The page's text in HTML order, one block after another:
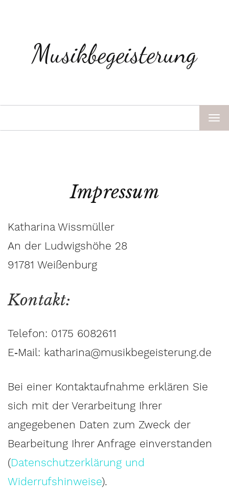
Musikbegeisterung
Impressum
Katharina Wissmüller
An der Ludwigshöhe 28
91781 Weißenburg
Kontakt:
Telefon: 0175 6082611
E‑Mail: katharina@musikbegeisterung.de
Bei einer Kontaktaufnahme erklären Sie
sich mit der Verarbeitung Ihrer
angegebenen Daten zum Zweck der
Bearbeitung Ihrer Anfrage einverstanden
(Datenschutzerklärung und
Widerrufshinweise).